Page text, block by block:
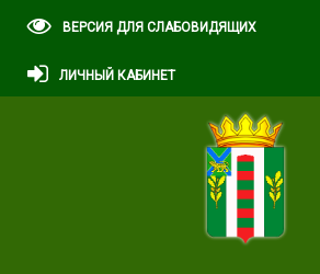
ВЕРСИЯ ДЛЯ СЛАБОВИДЯЩИХ
ЛИЧНЫЙ КАБИНЕТ